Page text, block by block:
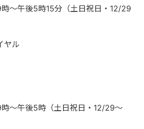
～午後5時15分（土日祝日・12/29
ヤル
～午後5時（土日祝日・12/29～